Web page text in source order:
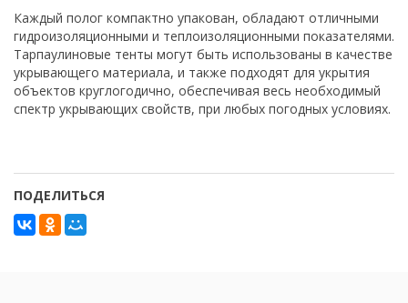
Каждый полог компактно упакован, обладают отличными
гидроизоляционными и теплоизоляционными показателями.
Тарпаулиновые тенты могут быть использованы в качестве
укрывающего материала, и также подходят для укрытия
объектов круглогодично, обеспечивая весь необходимый
спектр укрывающих свойств, при любых погодных условиях.
ПОДЕЛИТЬСЯ